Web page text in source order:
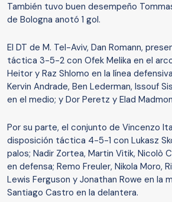
También tuvo buen desempeño
de Bologna anotó 1 gol.
El DT de M. Tel-Aviv, Dan Romann,
táctica 3-5-2 con Ofek Melika en el
Heitor y Raz Shlomo en la línea
Kervin Andrade, Ben Lederman, Issouf
en el medio; y Dor Peretz y Elad
Por su parte, el conjunto de Vincenzo
disposición táctica 4-5-1 con Lukasz
palos; Nadir Zortea, Martin Vitik, Nicolò
en defensa; Remo Freuler, Nikola Moro,
Lewis Ferguson y Jonathan Rowe en la
Santiago Castro en la delantera.